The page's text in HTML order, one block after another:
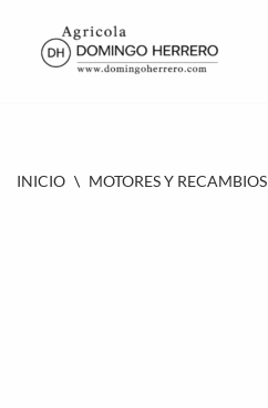
SALTAR
INICIO \ MOTORES Y RECAMBIOS